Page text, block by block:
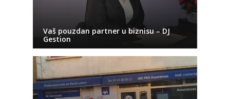
Vaš pouzdan partner u biznisu – DJ
Gestion